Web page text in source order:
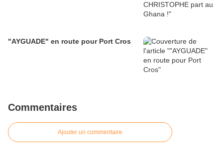
"AYGUADE" en route pour Port Cros
Commentaires
Ajouter un commentaire